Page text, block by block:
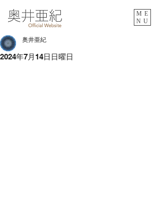
ME
NU
2024年7月14日日曜日
奥井亜紀